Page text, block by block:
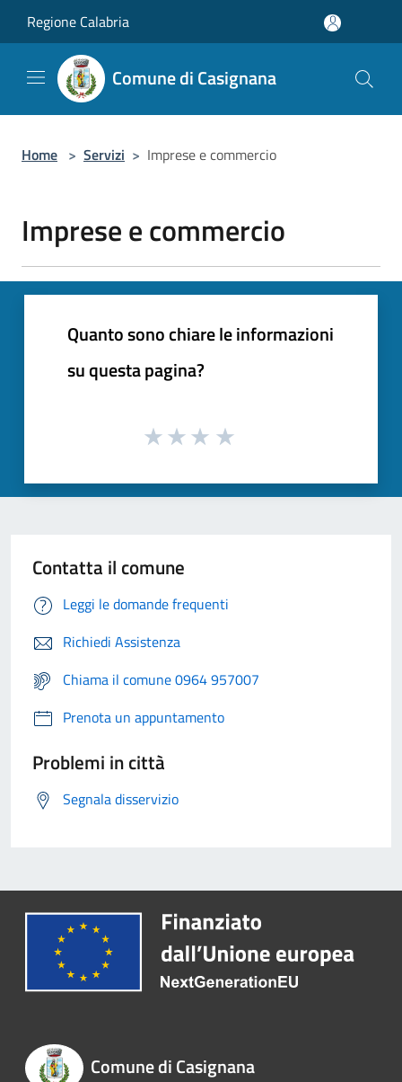
Regione Calabria
Comune di Casignana
Home > Servizi > Imprese e commercio
Imprese e commercio
Quanto sono chiare le informazioni
su questa pagina?
Contatta il comune
Leggi le domande frequenti
Richiedi Assistenza
Chiama il comune 0964 957007
Prenota un appuntamento
Problemi in città
Segnala disservizio
Comune di Casignana